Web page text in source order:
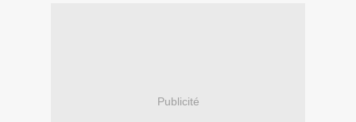
Publicité